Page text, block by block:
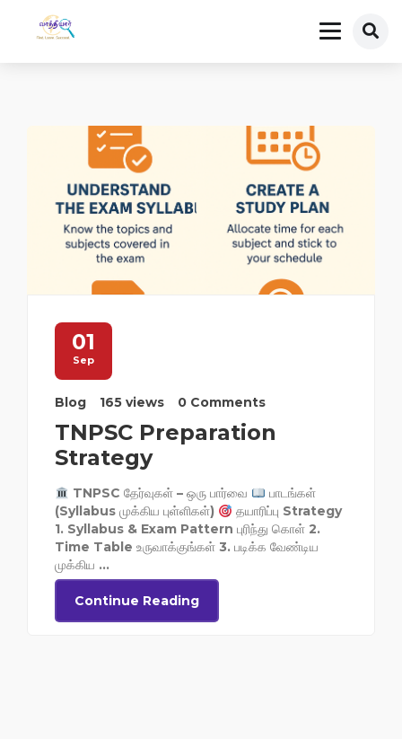
01
Sep
Blog 165 views 0 Comments
TNPSC Preparation
Strategy
TNPSC தேர்வுகள் – ஒரு பார்வை
பாடங்கள்
(Syllabus முக்கிய புள்ளிகள்)
தயாரிப்பு Strategy
1. Syllabus & Exam Pattern புரிந்து கொள் 2.
Time Table உருவாக்குங்கள் 3. படிக்க வேண்டிய
முக்கிய ...
Continue Reading